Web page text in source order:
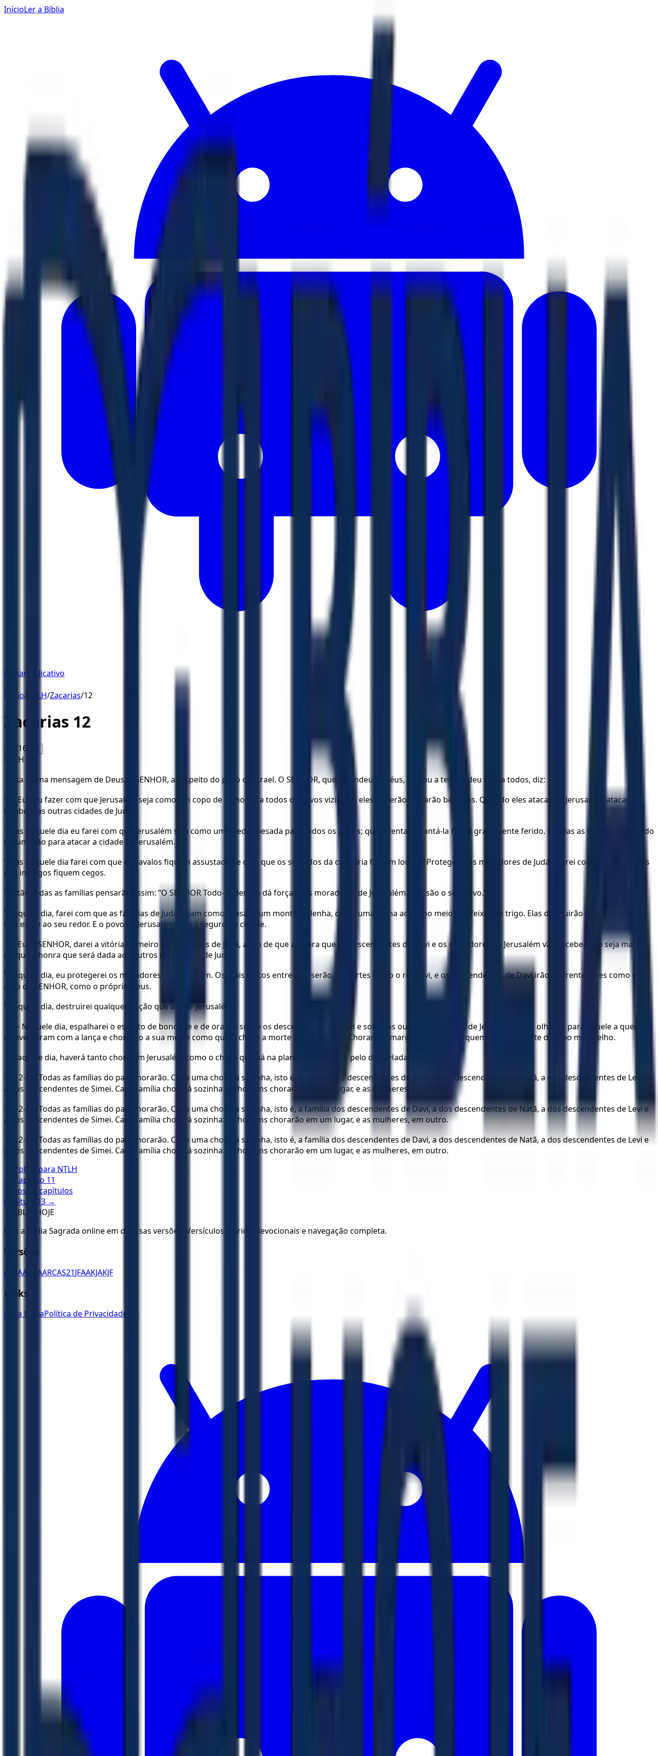
InícioLer a Bíblia
Baixar Aplicativo
Início/ NTLH/Zacarias/12
Zacarias 12
16 A+
NTLH
1 Esta é uma mensagem de Deus, o SENHOR, a respeito do povo de Israel. O SENHOR, que estendeu os céus, firmou a terra e deu vida a todos, diz:
2
— Eu vou fazer com que Jerusalém seja como um copo de vinho para todos os povos vizinhos; eles beberão e ficarão bêbados. Quando eles atacarem Jerusalém, atacarão
também as outras cidades de Judá.
3
Mas naquele dia eu farei com que Jerusalém seja como uma pedra pesada para todos os povos; quem tentar levantá-la ficará gravemente ferido. E todas as nações do mundo
se juntarão para atacar a cidade de Jerusalém.
4
Mas naquele dia farei com que os cavalos fiquem assustados e com que os soldados da cavalaria fiquem loucos. Protegerei os moradores de Judá e farei com que os cavalos
dos inimigos fiquem cegos.
5 Então todas as famílias pensarão assim: “O SENHOR Todo-Poderoso dá forças aos moradores de Jerusalém, que são o seu povo.”
6
Naquele dia, farei com que as famílias de Judá sejam como brasas num monte de lenha, como uma tocha acesa no meio dos feixes de trigo. Elas destruirão todas as nações
que estão ao seu redor. E o povo de Jerusalém viverá seguro na cidade.
7
— Eu, o SENHOR, darei a vitória primeiro aos exércitos de Judá, a fim de que a honra que os descendentes de Davi e os moradores de Jerusalém vão receber não seja maior
do que a honra que será dada aos outros moradores de Judá.
8
Naquele dia, eu protegerei os moradores de Jerusalém. Os mais fracos entre eles serão tão fortes como o rei Davi, e os descendentes de Davi irão na frente deles como o
Anjo do SENHOR, como o próprio Deus.
9 Naquele dia, destruirei qualquer nação que atacar Jerusalém.
10
— Naquele dia, espalharei o espírito de bondade e de oração sobre os descendentes de Davi e sobre os outros moradores de Jerusalém. Eles olharão para aquele a quem
atravessaram com a lança e chorarão a sua morte como quem chora a morte do filho único. Chorarão amargamente, como quem chora a morte do filho mais velho.
11 Naquele dia, haverá tanto choro em Jerusalém como o choro que há na planície de Megido pelo deus Hadade-Rimom .
12
[12-14] Todas as famílias do país chorarão. Cada uma chorará sozinha, isto é, a família dos descendentes de Davi, a dos descendentes de Natã, a dos descendentes de Levi e
a dos descendentes de Simei. Cada família chorará sozinha: os homens chorarão em um lugar, e as mulheres, em outro.
13
[12-14] Todas as famílias do país chorarão. Cada uma chorará sozinha, isto é, a família dos descendentes de Davi, a dos descendentes de Natã, a dos descendentes de Levi e
a dos descendentes de Simei. Cada família chorará sozinha: os homens chorarão em um lugar, e as mulheres, em outro.
14
[12-14] Todas as famílias do país chorarão. Cada uma chorará sozinha, isto é, a família dos descendentes de Davi, a dos descendentes de Natã, a dos descendentes de Levi e
a dos descendentes de Simei. Cada família chorará sozinha: os homens chorarão em um lugar, e as mulheres, em outro.
← Voltar para NTLH
← Capítulo 11
Todos os capítulos
Capítulo
13 →
BÍBLIA HOJE
Leia a Bíblia Sagrada online em diversas versões. Versículos diários, devocionais e navegação completa.
Versões
ACFAA ARAARCAS21JFAAKJAKJF
Links
Ler a BíbliaPolítica de Privacidade